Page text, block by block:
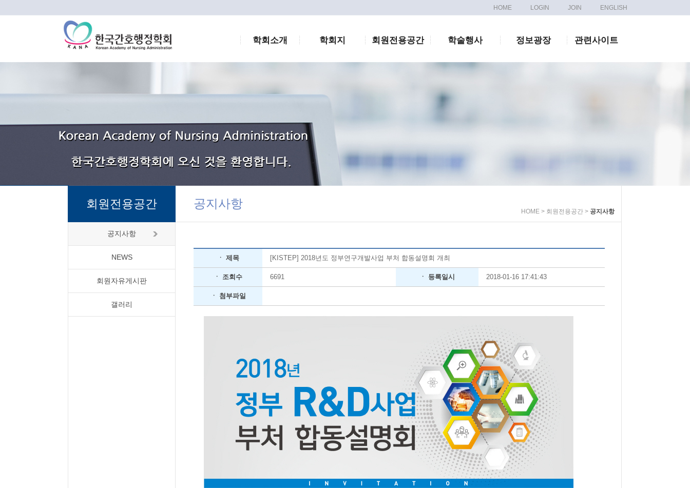
HOME LOGIN JOIN ENGLISH
학회소개 학회지 회원전용공간 학술행사 정보광장 관련사이트
회원전용공간
공지사항
NEWS
회원자유게시판
갤러리
공지사항
HOME > 회원전용공간 > 공지사항
ㆍ 제목 [KISTEP] 2018년도 정부연구개발사업 부처 합동설명회 개최
ㆍ 조회수 6691 ㆍ 등록일시 2018-01-16 17:41:43
ㆍ 첨부파일